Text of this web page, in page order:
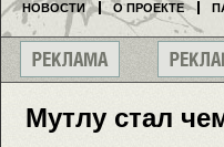
Мутлу стал
НОВОСТИ О ПРОЕКТЕ